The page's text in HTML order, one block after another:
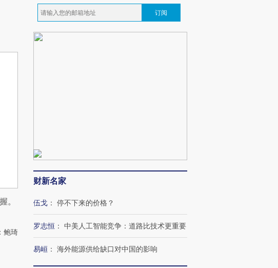
。
鲍琦
订阅
财新名家
伍戈 ： 停不下来的价格？
罗志恒 ： 中美人工智能竞争：道路比技术更重要
易峘 ： 海外能源供给缺口对中国的影响